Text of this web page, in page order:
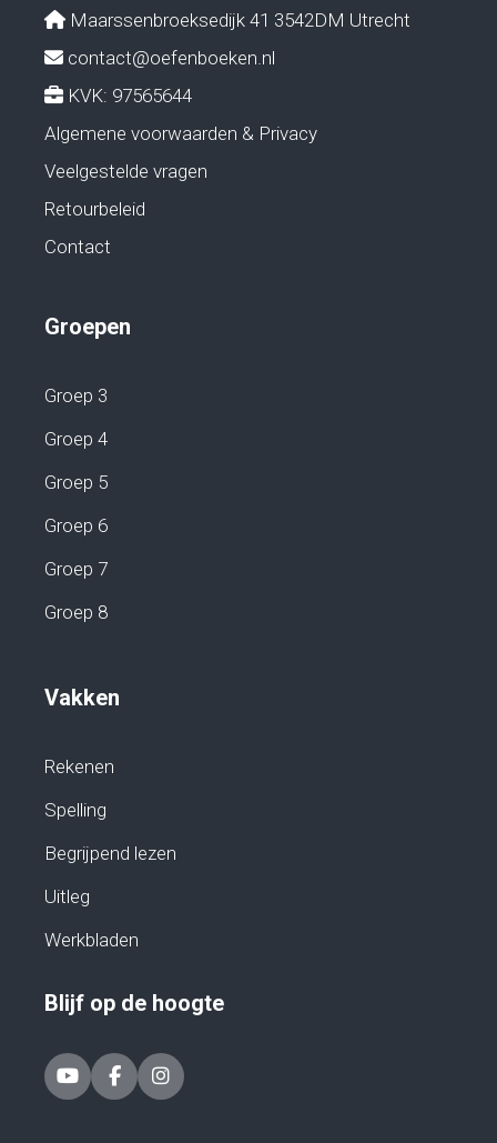
Maarssenbroeksedijk 41 3542DM Utrecht
contact@oefenboeken.nl
KVK: 97565644
Algemene voorwaarden & Privacy
Veelgestelde vragen
Retourbeleid
Contact
Groepen
Groep 3
Groep 4
Groep 5
Groep 6
Groep 7
Groep 8
Vakken
Rekenen
Spelling
Begrijpend lezen
Uitleg
Werkbladen
Blijf op de hoogte